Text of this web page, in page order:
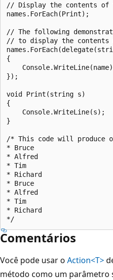
// Display the contents
names.ForEach(Print);
// The following
// to display the
{
});
void Print(string s)
{
    Console.WriteLine(s);
}
/* This code will produce
* Bruce
* Alfred
* Tim
* Richard
* Bruce
* Alfred
* Tim
* Richard
Comentários
Você pode usar o Action<T>
método como um parâmetro